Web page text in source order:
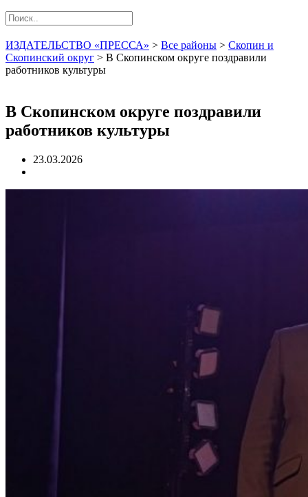
ИЗДАТЕЛЬСТВО «ПРЕССА» > Все районы > Скопин и
Скопинский округ > В Скопинском округе поздравили
работников культуры
В Скопинском округе поздравили
работников культуры
23.03.2026